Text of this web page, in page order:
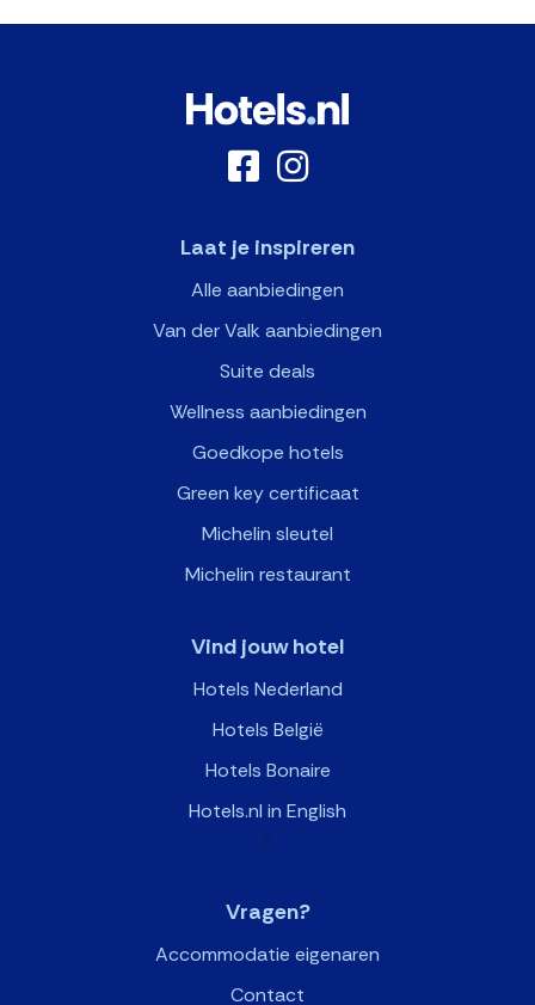
Laat je inspireren
Alle aanbiedingen
Van der Valk aanbiedingen
Suite deals
Wellness aanbiedingen
Goedkope hotels
Green key certificaat
Michelin sleutel
Michelin restaurant
Vind jouw hotel
Hotels Nederland
Hotels België
Hotels Bonaire
Hotels.nl in English
>
Vragen?
Accommodatie eigenaren
Contact